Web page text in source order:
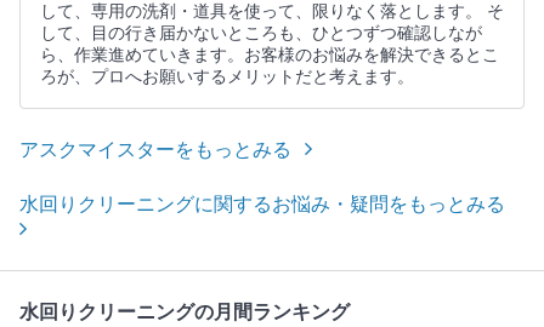
して、専用の洗剤・道具を使って、限りなく落とします。 そ
して、目の行き届かないところも、ひとつずつ確認しなが
ら、作業進めていきます。お客様のお悩みを解決できるとこ
ろが、プロへお願いするメリットだと考えます。
アスクマイスターをもっとみる
水回りクリーニングに関するお悩み・疑問をもっとみる
水回りクリーニングの月間ランキング